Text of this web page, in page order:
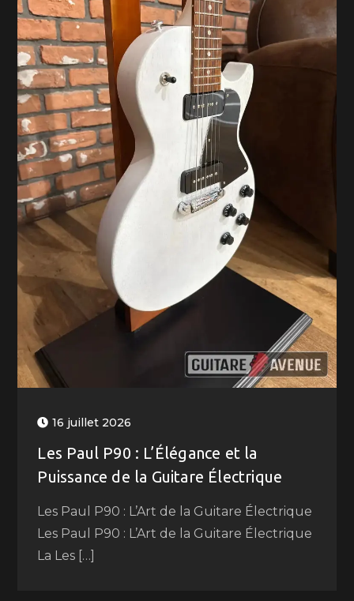
16 juillet 2026
Les Paul P90 : L’Élégance et la
Puissance de la Guitare Électrique
Les Paul P90 : L’Art de la Guitare Électrique
Les Paul P90 : L’Art de la Guitare Électrique
La Les […]